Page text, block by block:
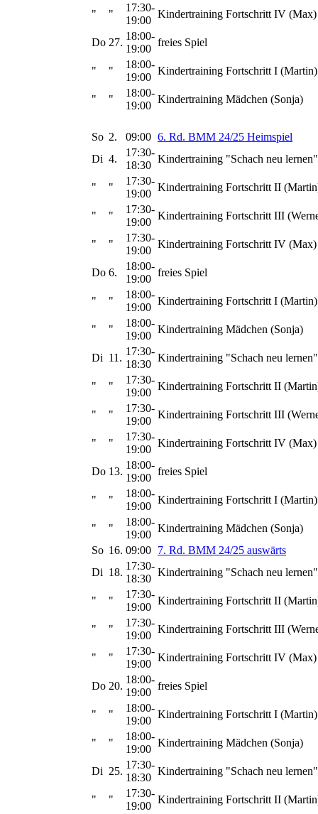
" "
17:30-
19:00
Kindertraining Fortschritt IV (Max)
Do 27.
18:00-
19:00
freies Spiel
" "
18:00-
19:00
Kindertraining Fortschritt I (Martin)
" "
18:00-
19:00
Kindertraining Mädchen (Sonja)
So 2. 09:00 6. Rd. BMM 24/25 Heimspiel
Di 4.
17:30-
18:30
Kindertraining "Schach neu
" "
17:30-
19:00
Kindertraining Fortschritt II
" "
17:30-
19:00
Kindertraining Fortschritt III
" "
17:30-
19:00
Kindertraining Fortschritt IV (Max)
Do 6.
18:00-
19:00
freies Spiel
" "
18:00-
19:00
Kindertraining Fortschritt I (Martin)
" "
18:00-
19:00
Kindertraining Mädchen (Sonja)
Di 11.
17:30-
18:30
Kindertraining "Schach neu
" "
17:30-
19:00
Kindertraining Fortschritt II
" "
17:30-
19:00
Kindertraining Fortschritt III
" "
17:30-
19:00
Kindertraining Fortschritt IV (Max)
Do 13.
18:00-
19:00
freies Spiel
" "
18:00-
19:00
Kindertraining Fortschritt I (Martin)
" "
18:00-
19:00
Kindertraining Mädchen (Sonja)
So 16. 09:00 7. Rd. BMM 24/25 auswärts
Di 18.
17:30-
18:30
Kindertraining "Schach neu
" "
17:30-
19:00
Kindertraining Fortschritt II
" "
17:30-
19:00
Kindertraining Fortschritt III
" "
17:30-
19:00
Kindertraining Fortschritt IV (Max)
Do 20.
18:00-
19:00
freies Spiel
" "
18:00-
19:00
Kindertraining Fortschritt I (Martin)
" "
18:00-
19:00
Kindertraining Mädchen (Sonja)
Di 25.
17:30-
18:30
Kindertraining "Schach neu
" "
17:30-
19:00
Kindertraining Fortschritt II